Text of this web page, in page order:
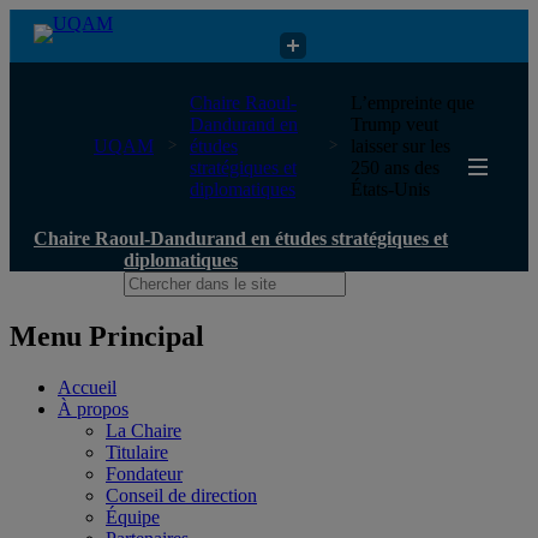
Chaire Raoul-Dandurand en études stratégiques et diplomatiques
UQAM
Chaire Raoul-
Dandurand en
études
stratégiques et
diplomatiques
L’empreinte que
Trump veut
laisser sur les
250 ans des
États-Unis
Chaire Raoul-Dandurand en études stratégiques et
diplomatiques
Menu Principal
Accueil
À propos
La Chaire
Titulaire
Fondateur
Conseil de direction
Équipe